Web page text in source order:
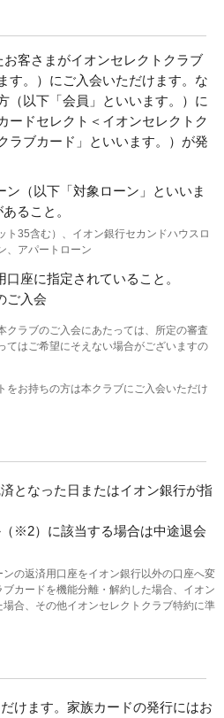
客さまがイオンセレクトクラブ
す。）にご入会いただけます。な
（以下「会員」といいます。）に
ードセレクト＜イオンセレクトク
ラブカード」といいます。）が発
ン（以下「対象ローン」といいま
ること。
ト35含む）、イオン銀行セカンドハウスロ
、アパートローン
座に指定されていること。
ご入会
クラブのご入会にあたっては、所定の審査
てはご希望にそえない場合がございますの
をお持ちの方は本クラブにご入会いただけ
となった日またはイオン銀行が指
※2）に該当する場合は中途退会
の返済用口座をイオン銀行以外の口座へ変
カードを機能分離・解約した場合、イオン
合、その他イオンセレクトクラブ特約に準
けます。家族カードの発行にはお